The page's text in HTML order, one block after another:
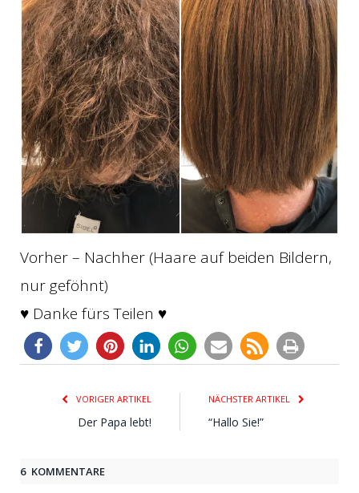
Vorher – Nachher (Haare auf beiden Bildern,
nur geföhnt)
♥ Danke fürs Teilen ♥
VORIGER ARTIKEL
Der Papa lebt!
NÄCHSTER ARTIKEL
“Hallo Sie!”
6 KOMMENTARE